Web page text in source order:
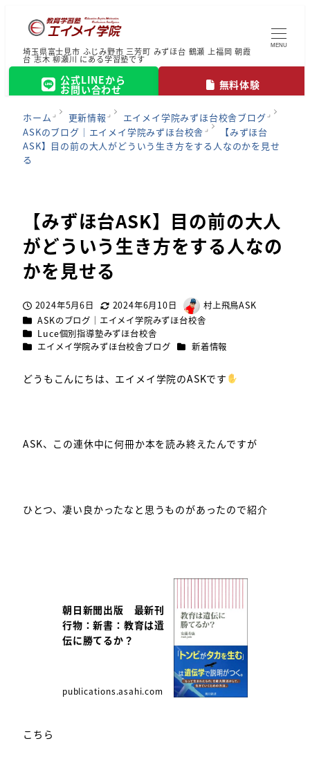
埼玉県富士見市 ふじみ野市 三芳町 みずほ台 鶴瀬 上福岡 朝霞
台 志木 柳瀬川 にある学習塾です
公式LINEから
お問い合わせ 無料体験
MENU
ホーム 更新情報
エイメイ学院みずほ台校舎ブログ
ASKのブログ｜エイメイ学院みずほ台校舎
【みずほ台
ASK】目の前の大人がどういう生き方をする人なのかを見せ
る
【みずほ台ASK】目の前の大人
がどういう生き方をする人なの
かを見せる
投稿日2024年5月6日 更新日2024年6月10日
著
者
村上飛鳥ASK
カテゴリー
ASKのブログ｜エイメイ学院みずほ台校舎
カテゴリー
Luce個別指導塾みずほ台校舎
カテゴリー
エイメイ学院みずほ台校舎ブログ カテゴリー
新着情報
どうもこんにちは、エイメイ学院のASKです
ASK、この連休中に何冊か本を読み終えたんですが
ひとつ、凄い良かったなと思うものがあったので紹介
朝日新聞出版 最新刊
行物：新書：教育は遺
伝に勝てるか？
publications.asahi.com
こちら